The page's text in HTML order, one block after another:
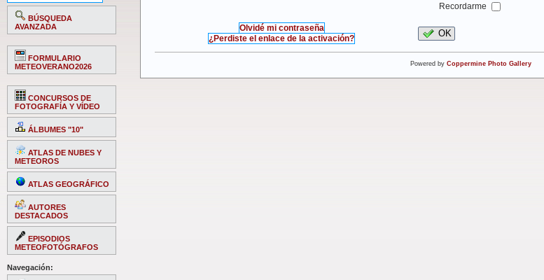
BÚSQUEDA
AVANZADA
FORMULARIO
METEOVERANO2026
CONCURSOS DE
FOTOGRAFÍA Y VÍDEO
ÁLBUMES "10"
ATLAS DE NUBES Y
METEOROS
ATLAS GEOGRÁFICO
AUTORES
DESTACADOS
EPISODIOS
METEOFOTÓGRAFOS
Navegación:
Recordarme
Olvidé mi contraseña
¿Perdiste el enlace de la activación?
OK
Powered by Coppermine Photo Gallery